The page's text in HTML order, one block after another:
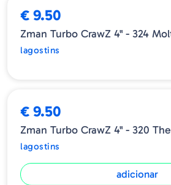
€ 9.50
Zman Turbo CrawZ 4" - 324
lagostins
€ 9.50
Zman Turbo CrawZ 4" - 320
lagostins
adicionar